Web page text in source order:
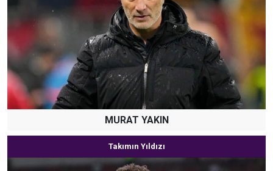
MURAT YAKIN
Takımın Yıldızı